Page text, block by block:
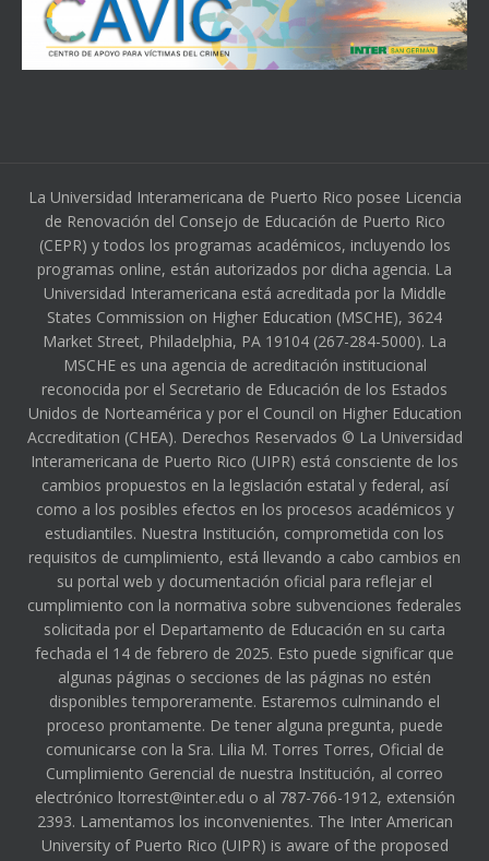
La Universidad Interamericana de Puerto Rico posee Licencia
de Renovación del Consejo de Educación de Puerto Rico
(CEPR) y todos los programas académicos, incluyendo los
programas online, están autorizados por dicha agencia. La
Universidad Interamericana está acreditada por la Middle
States Commission on Higher Education (MSCHE), 3624
Market Street, Philadelphia, PA 19104 (267-284-5000). La
MSCHE es una agencia de acreditación institucional
reconocida por el Secretario de Educación de los Estados
Unidos de Norteamérica y por el Council on Higher Education
Accreditation (CHEA). Derechos Reservados © La Universidad
Interamericana de Puerto Rico (UIPR) está consciente de los
cambios propuestos en la legislación estatal y federal, así
como a los posibles efectos en los procesos académicos y
estudiantiles. Nuestra Institución, comprometida con los
requisitos de cumplimiento, está llevando a cabo cambios en
su portal web y documentación oficial para reflejar el
cumplimiento con la normativa sobre subvenciones federales
solicitada por el Departamento de Educación en su carta
fechada el 14 de febrero de 2025. Esto puede significar que
algunas páginas o secciones de las páginas no estén
disponibles temporeramente. Estaremos culminando el
proceso prontamente. De tener alguna pregunta, puede
comunicarse con la Sra. Lilia M. Torres Torres, Oficial de
Cumplimiento Gerencial de nuestra Institución, al correo
electrónico ltorrest@inter.edu o al 787-766-1912, extensión
2393. Lamentamos los inconvenientes. The Inter American
University of Puerto Rico (UIPR) is aware of the proposed